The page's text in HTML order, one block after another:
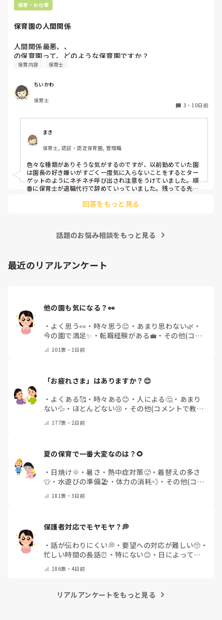
保育・お仕事
保育園の人間関係
人間関係最悪、、
の保育園って、どのような保育園ですか？
保育内容 保育士
ちいかわ
保育士
3 ・ 10日前
まき
保育士, 認証・認定保育園, 管理職
色々な種類がありそうな気がするのですが、以前勤めていた園
は園長の好き嫌いがすごく一度気に入らないことをするとター
ゲットのようにネチネチ呼び出され注意をうけていました。順
番に保育士が退職代行で辞めていっていました。残ってる先生
由にできずで、やめたいけど子どもたちのことを思うとやめれ
回答をもっと見る
話題のお悩み相談をもっと見る
最近のリアルアンケート
他の園も気になる？👀
・ よく思う👀 ・ 時々思う😊 ・ あまり思わない🌿 ・
今の園で満足✨ ・転職経験がある💼 ・ その他(コメ
101票・ 1日前
「お疲れさま」はありますか？😊
・ よくある🥰 ・ 時々ある😊 ・ 人による🤔 ・ あまり
ない💦 ・ ほとんどない😢 ・ その他(コメントで教え
177票・ 2日前
夏の保育で一番大変なのは？🌻
・ 日焼け🌞 ・暑さ・熱中症対策🥵・着替えの多さ
👕 ・ 水遊びの準備🏖️ ・ 体力の消耗💨 ・ その他(コメ
181票・3日前
保護者対応でモヤモヤ？💭
・話が伝わりにくい💭 ・ 要望への対応が難しい🥺 ・
忙しい時間の長話⏰ ・ 特にない😊 ・ 日によって違
186票・4日前
リアルアンケートをもっと見る